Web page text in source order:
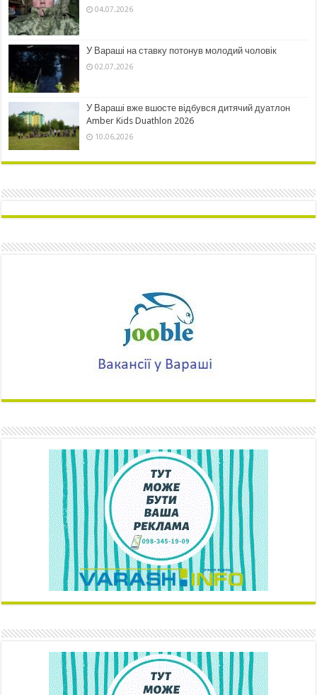
04.07.2026
У Вараші на ставку потонув молодий чоловік
02.07.2026
У Вараші вже вшосте відбувся дитячий дуатлон
Amber Kids Duathlon 2026
10.06.2026